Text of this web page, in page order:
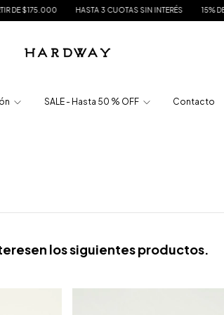
HASTA 3 CUOTAS SIN INTERÉS 15% DE
SALE - Hasta 50 % OFF Contacto
los siguientes productos.